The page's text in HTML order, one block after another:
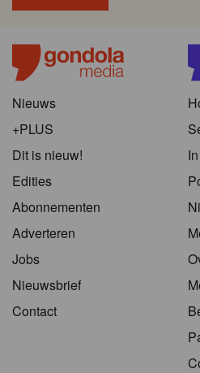
Nieuws
+PLUS
Dit is nieuw!
Edities
Abonnementen
Adverteren
Jobs
Nieuwsbrief
Contact